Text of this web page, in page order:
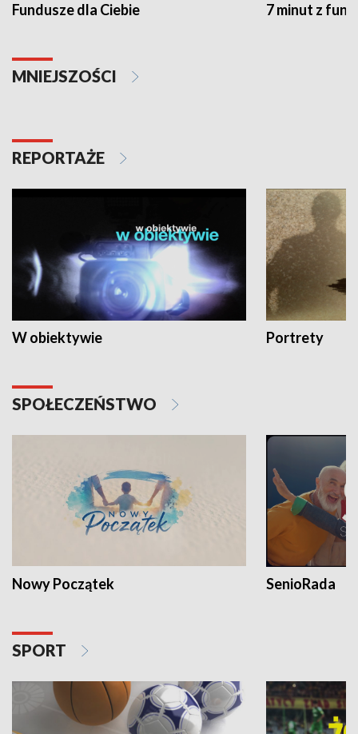
Fundusze dla Ciebie 7 minut z
MNIEJSZOŚCI
REPORTAŻE
W obiektywie Portrety
SPOŁECZEŃSTWO
Nowy Początek SenioRada
SPORT